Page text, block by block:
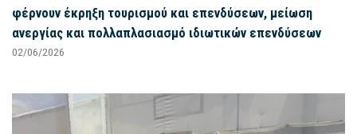
φέρνουν έκρηξη τουρισμού και επενδύσεων, μείωση
ανεργίας και πολλαπλασιασμό ιδιωτικών επενδύσεων
02/06/2026